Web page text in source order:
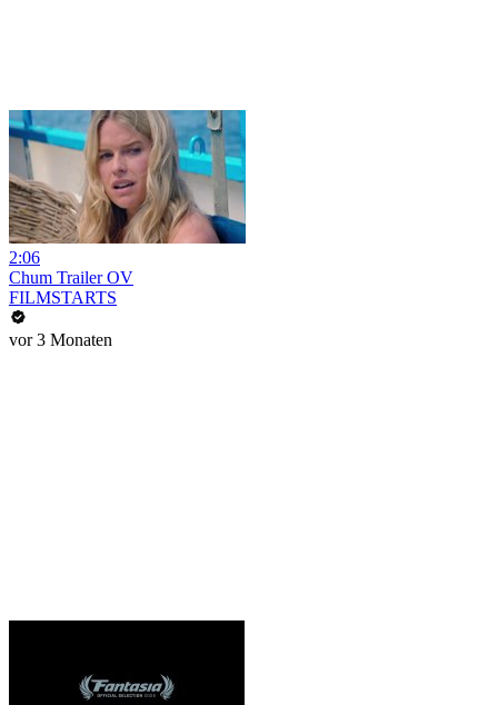
2:06
Chum Trailer OV
FILMSTARTS
vor 3 Monaten